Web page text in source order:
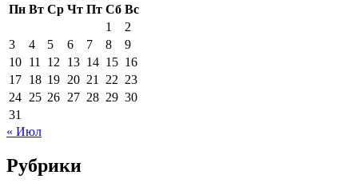
Пн Вт Ср Чт Пт Сб Вс
1
2
3
4 5 6 7 8
9
10 11 12 13 14 15 16
17 18 19 20 21 22 23
24 25 26 27 28 29 30
31
« Июл
Рубрики